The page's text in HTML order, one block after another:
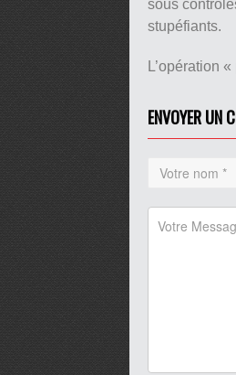
sous
stupéfiants.
L’opération
ENVOYER UN